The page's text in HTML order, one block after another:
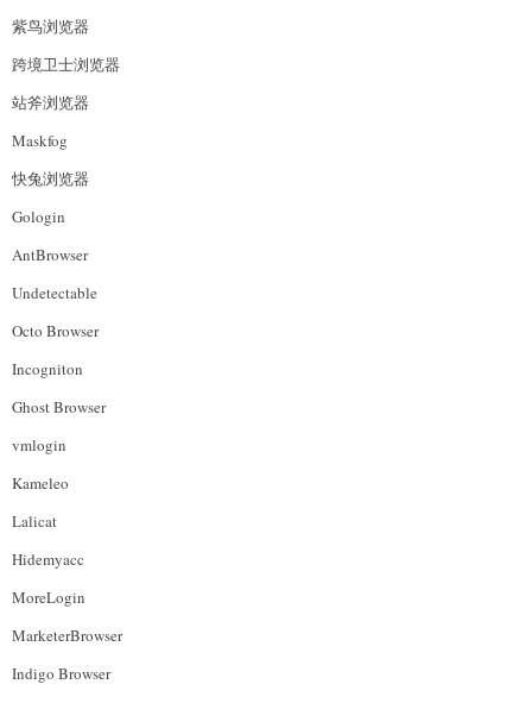
紫鸟浏览器
跨境卫士浏览器
站斧浏览器
Maskfog
快兔浏览器
Gologin
AntBrowser
Undetectable
Octo Browser
Incogniton
Ghost Browser
vmlogin
Kameleo
Lalicat
Hidemyacc
MoreLogin
MarketerBrowser
Indigo Browser